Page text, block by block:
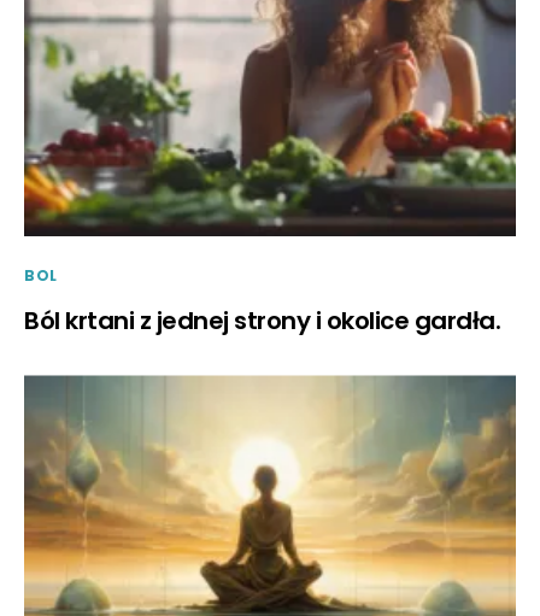
BOL
Ból krtani z jednej strony i okolice gardła.